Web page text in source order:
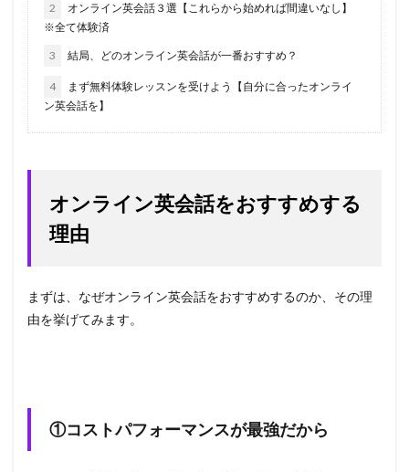
2
オンライン英会話３選【これらから始めれば間違いなし】
※全て体験済
3 結局、どのオンライン英会話が一番おすすめ？
4
まず無料体験レッスンを受けよう【自分に合ったオンライ
ン英会話を】
オンライン英会話をおすすめする
理由
まずは、なぜオンライン英会話をおすすめするのか、その理
由を挙げてみます。
①コストパフォーマンスが最強だから